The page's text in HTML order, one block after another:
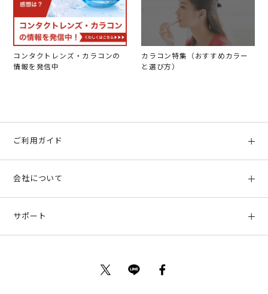
コンタクトレンズ・カラコンの
情報を発信中
カラコン特集（おすすめカラー
と選び方）
ご利用ガイド
お支払い方法、配送について
返品について
会社について
サポート